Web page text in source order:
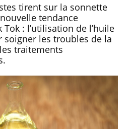
tirent sur la sonnette
tendance
: l’utilisation de l’huile
les troubles de la
traitements